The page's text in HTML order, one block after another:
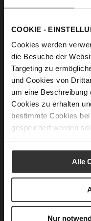
COOKIE -
Cookies werden
die Besuche der
Targeting zu
und Cookies von
um eine Beschreibung
Cookies zu erhalten
bestimmte Cookies
gespeichert werden
Alle
Nur
Show Password
Forgot Your Password?
New Customers
Creating an account
more than one address,
CUSTOMER SERVICE